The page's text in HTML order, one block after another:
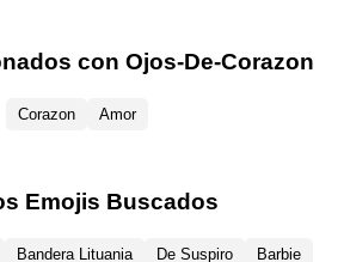
con Ojos-De-Corazon
Corazon Amor
Emojis Buscados
Bandera Lituania De Suspiro
Barbie